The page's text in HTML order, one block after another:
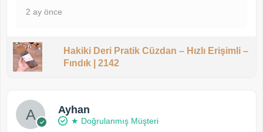
2 ay önce
Hakiki Deri Pratik Cüzdan – Hızlı Erişimli –
Fındık | 2142
Ayhan
★ Doğrulanmış Müşteri